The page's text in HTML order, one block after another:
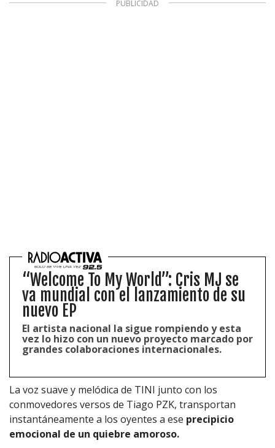
“Welcome To My World”: Cris MJ se
va mundial con el lanzamiento de su
nuevo EP
El artista nacional la sigue rompiendo y esta
vez lo hizo con un nuevo proyecto marcado por
grandes colaboraciones internacionales.
La voz suave y melódica de TINI junto con los
conmovedores versos de Tiago PZK, transportan
instantáneamente a los oyentes a ese precipicio
emocional de un quiebre amoroso.